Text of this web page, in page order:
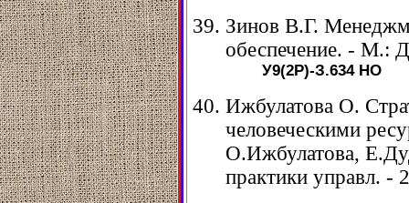
Зинов В.Г.
обеспечение. - М.:
У9(2Р)-З.634НО
Ижбулатова О.
человеческими
О.Ижбулатова,
практики управл. -